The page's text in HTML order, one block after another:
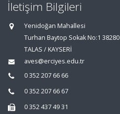
İletişim Bilgileri
Yenidoğan Mahallesi
Turhan Baytop Sokak No:1 38280
TALAS / KAYSERİ
aves@erciyes.edu.tr
0 352 207 66 66
0 352 207 66 67
0 352 437 49 31